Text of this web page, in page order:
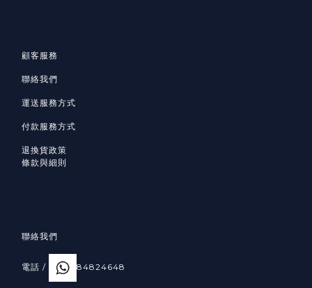
顧客服務
聯絡我們
運送服務方式
付款服務方式
退換貨政策
條款與細則
聯絡我們
電話 / 84824648